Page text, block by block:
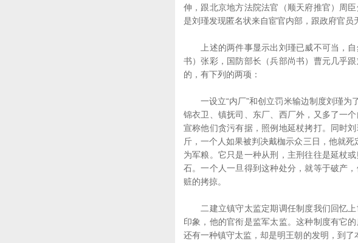
伸，跟北京地方法院法官（顺天府推官）周
是刘瑾发现匿名状来自宦官内部，跟政府官员
上述的两件事显示出刘瑾已威不可当，自
书）张彩，国防部长（兵部尚书）曹元几乎
的，有下列的两项：
一设立“内厂”和创立罚米输边制度刘瑾为
锦衣卫、镇抚司、东厂、西厂外，又多了一
宣称他们贪污有据，照例地延杖拷打。同时
斤，一个人如果被判决戴枷示众三日，他就
为军粮。它只是一种从刑，主刑往往是延杖
石。一个人一旦得到这种处分，就等于破产
赃的拷掠。
二建立镇守太监定期调任制度我们回忆上
印象，他的官衔是监军太监。这种制度有它
还有一种镇守太监，却是明王朝的发明，到了